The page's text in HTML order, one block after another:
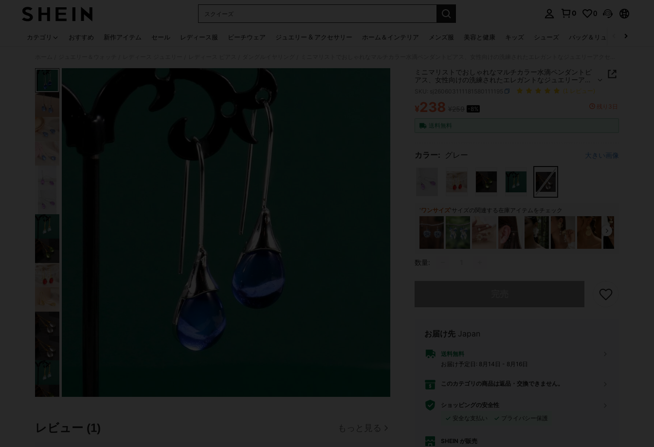
スクイーズ
0 0
カテゴリ おすすめ 新作アイテム セール レディース服 ビーチウェア ジュエリー & アクセサリー ホーム＆インテリア メンズ服 美容と健康 キッズ シューズ バッグ＆リュック
レビュー (1) もっと見る
ミニマリストでおしゃれなマルチカラー水滴ペンダントピ
アス、女性向けの洗練されたエレガントなジュエリーアク
(1 レビュー)
PRICE AND AVAILABILITY
¥238 -8% 残り3日
送料無料
カラー: グレー 大きい画像
' ワンサイズ'サイズの関連する在庫アイテムをチェック
数量:
お届け先 Japan
送料無料
お届け予定日: 8月14日 - 8月16日
このカテゴリの商品は返品・交換できません。
ショッピングの安全性
安全な支払い
プライバシー保護
SHEIN が販売